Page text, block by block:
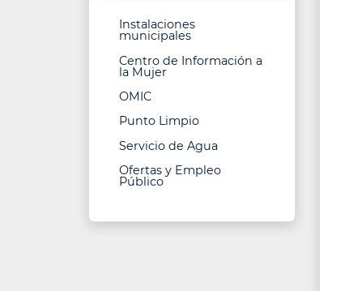
Instalaciones
municipales
Centro de Información a
la Mujer
OMIC
Punto Limpio
Servicio de Agua
Ofertas y Empleo
Público